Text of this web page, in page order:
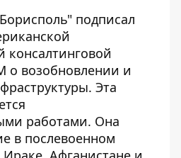
подписал
консалтинговой
возобновлении и
Эта
работами. Она
в послевоенном